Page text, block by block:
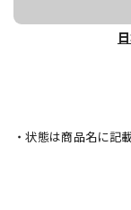
・状態は商品名に記